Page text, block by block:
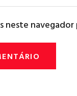
neste